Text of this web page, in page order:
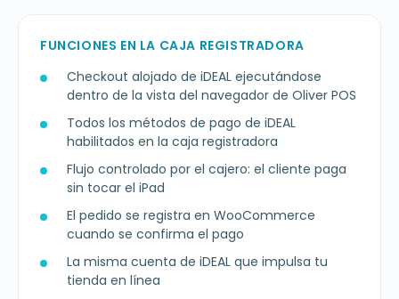
FUNCIONES EN LA CAJA REGISTRADORA
Checkout alojado de iDEAL ejecutándose
dentro de la vista del navegador de Oliver POS
Todos los métodos de pago de iDEAL
habilitados en la caja registradora
Flujo controlado por el cajero: el cliente paga
sin tocar el iPad
El pedido se registra en WooCommerce
cuando se confirma el pago
La misma cuenta de iDEAL que impulsa tu
tienda en línea